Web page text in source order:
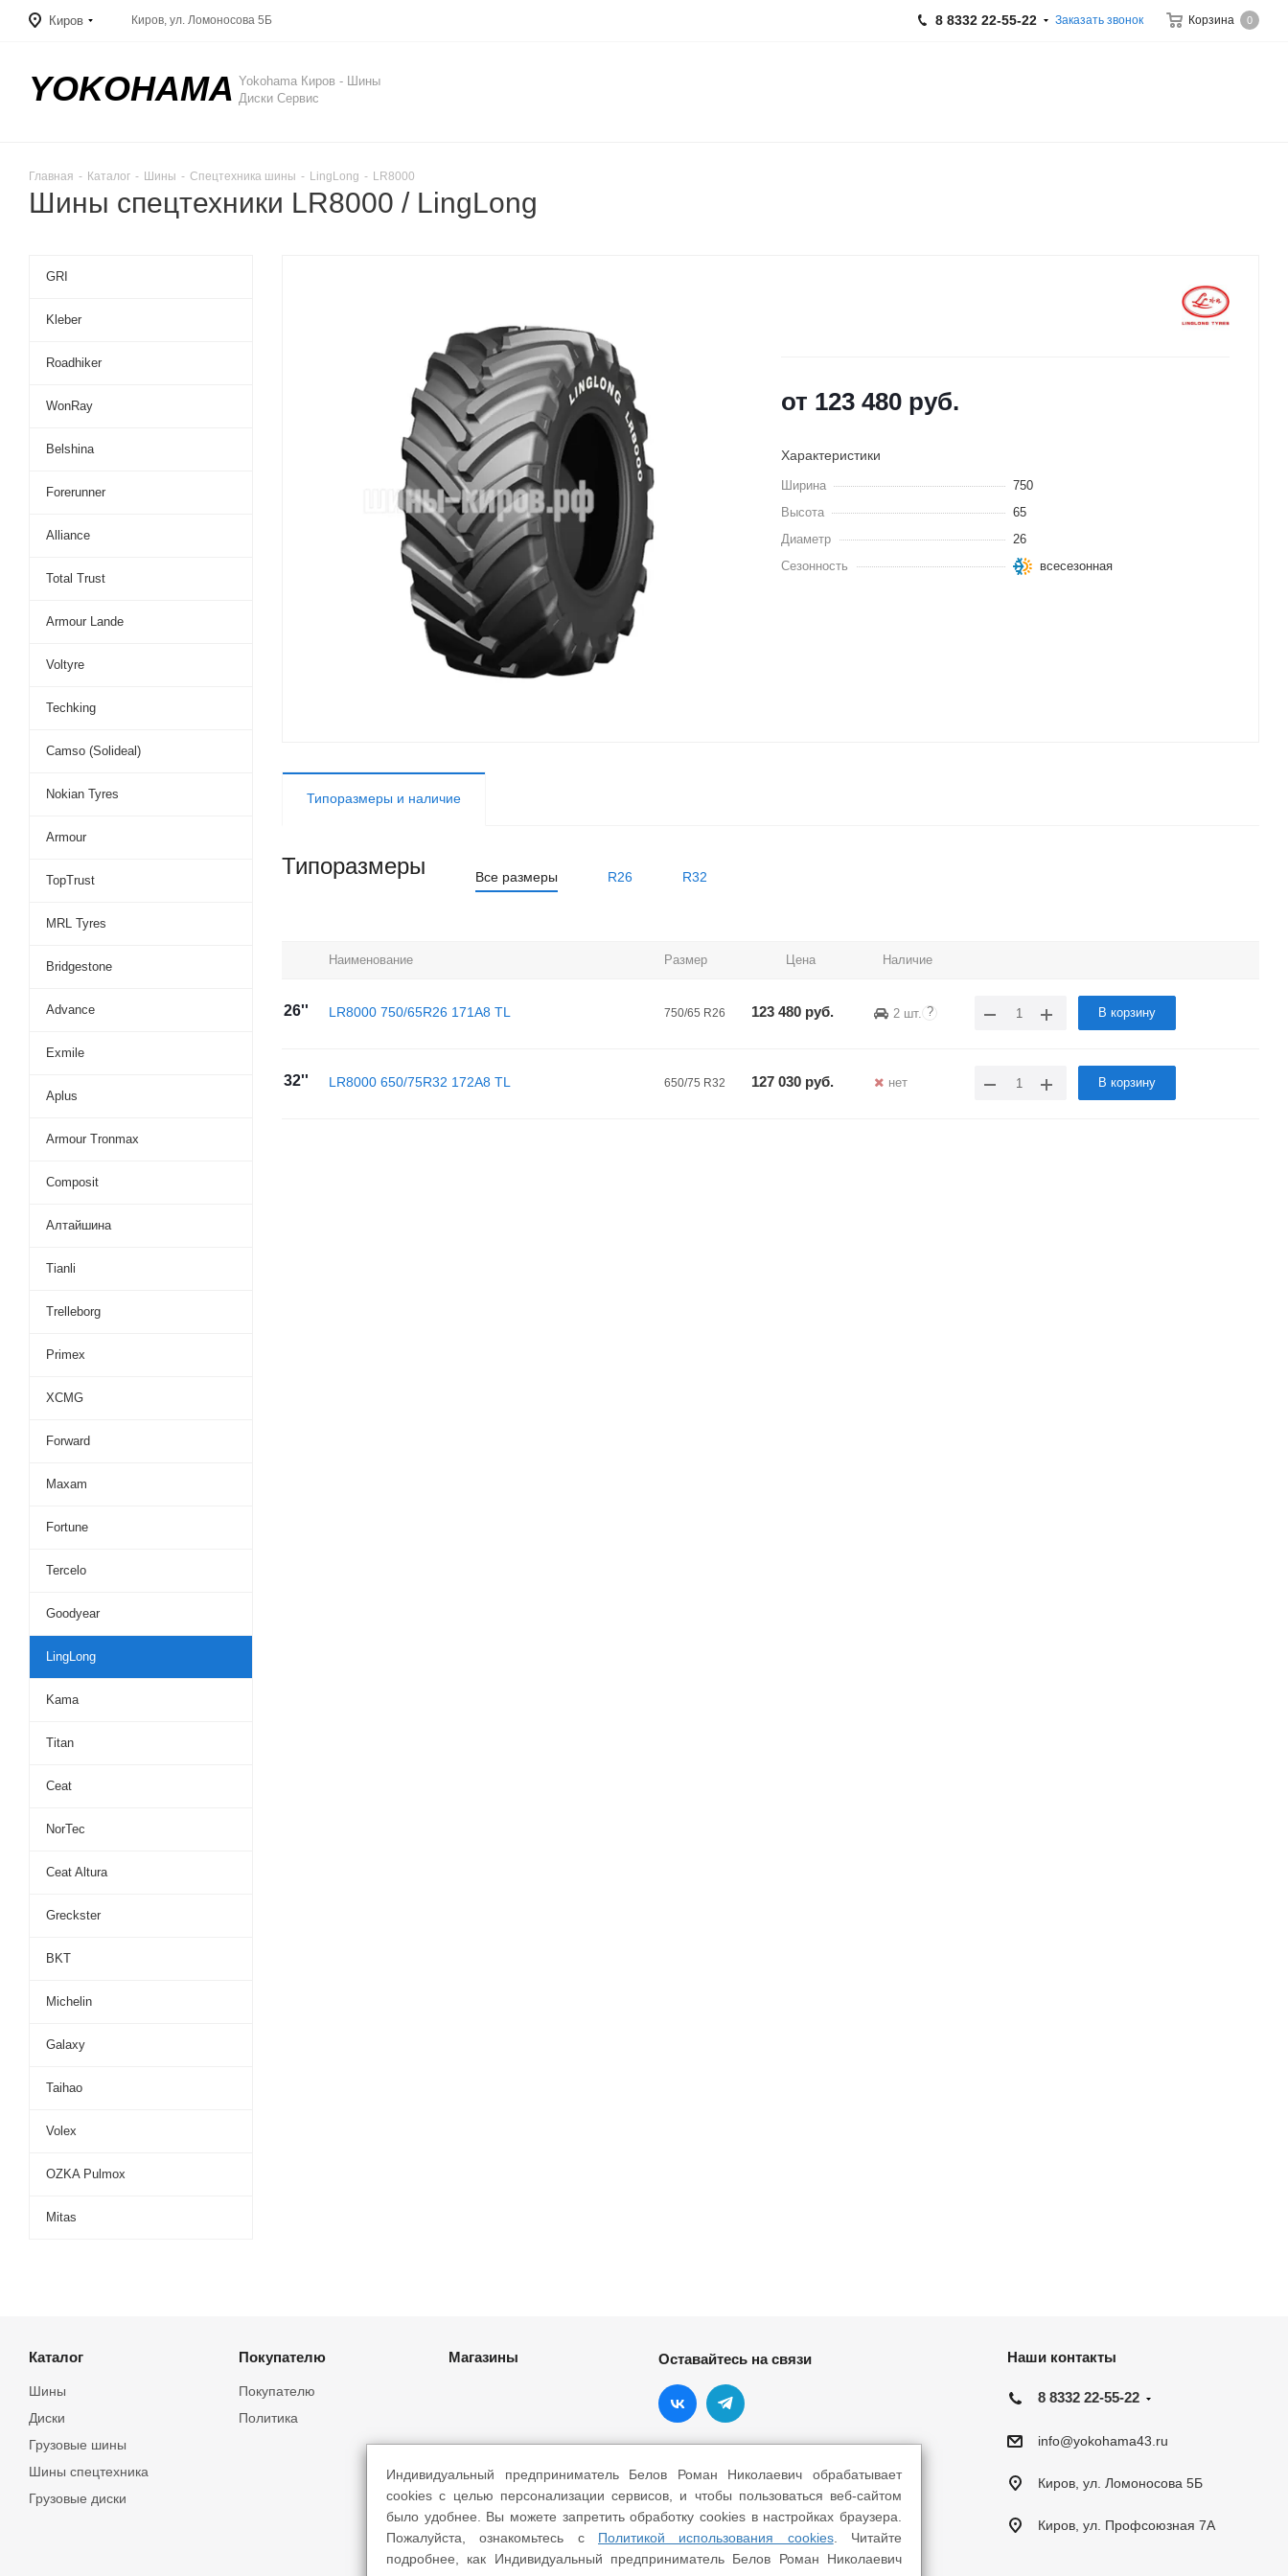
Киров Корзина 0
Киров, ул. Ломоносова 5Б 8 8332 22-55-22 Заказать звонок
YOKOHAMA Yokohama Киров - Шины
Диски Сервис
Главная - Каталог - Шины - Спецтехника шины - LingLong - LR8000
Шины спецтехники LR8000 / LingLong
от 123 480 руб.
Характеристики
Ширина
750
Высота
65
Диаметр
26
Сезонность
всесезонная
Типоразмеры и наличие
Типоразмеры Все размеры R26 R32
Наименование Размер Цена Наличие
26'' LR8000 750/65R26 171A8 TL 750/65 R26 123 480 руб. 2 шт. ? В корзину
32'' LR8000 650/75R32 172A8 TL 650/75 R32 127 030 руб. нет В корзину
GRI
Kleber
Roadhiker
WonRay
Belshina
Forerunner
Alliance
Total Trust
Armour Lande
Voltyre
Techking
Camso (Solideal)
Nokian Tyres
Armour
TopTrust
MRL Tyres
Bridgestone
Advance
Exmile
Aplus
Armour Tronmax
Composit
Алтайшина
Tianli
Trelleborg
Primex
XCMG
Forward
Maxam
Fortune
Tercelo
Goodyear
LingLong
Kama
Titan
Ceat
NorTec
Ceat Altura
Greckster
BKT
Michelin
Galaxy
Taihao
Volex
OZKA Pulmox
Mitas
Каталог
Шины
Грузовые шины
Шины спецтехника
Диски
Грузовые диски
Покупателю
Покупателю
Политика
Магазины Оставайтесь на связи Наши контакты
8 8332 22-55-22
info@yokohama43.ru
Киров, ул. Ломоносова 5Б
Киров, ул. Профсоюзная 7А
Индивидуальный предприниматель Белов Роман Николаевич обрабатывает
cookies с целью персонализации сервисов, и чтобы пользоваться веб-сайтом
было удобнее. Вы можете запретить обработку cookies в настройках браузера.
Пожалуйста, ознакомьтесь с Политикой использования cookies. Читайте
подробнее, как Индивидуальный предприниматель Белов Роман Николаевич